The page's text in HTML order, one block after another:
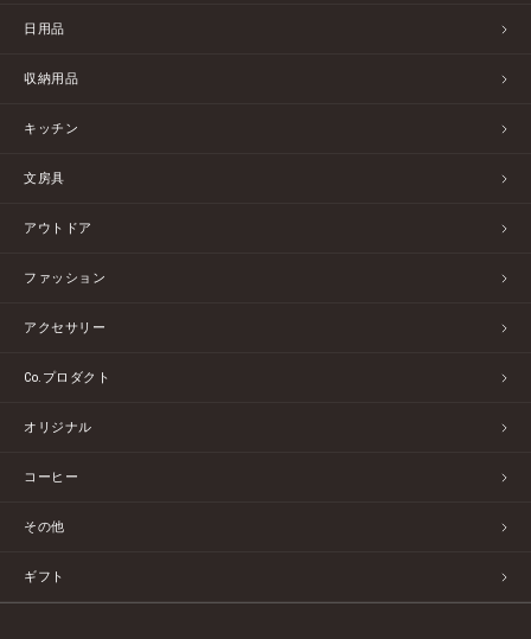
日用品
収納用品
キッチン
文房具
アウトドア
ファッション
アクセサリー
Co.プロダクト
オリジナル
コーヒー
その他
ギフト